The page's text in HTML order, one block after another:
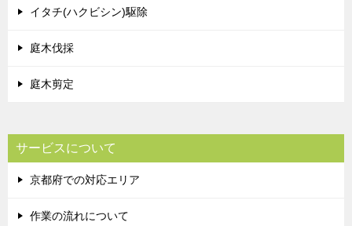
イタチ(ハクビシン)駆除
庭木伐採
庭木剪定
サービスについて
京都府での対応エリア
作業の流れについて